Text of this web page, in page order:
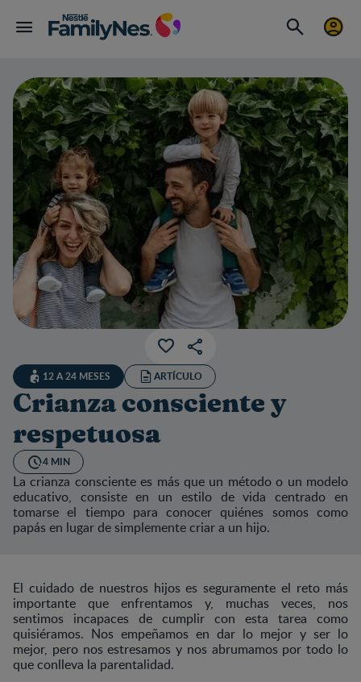
12 A 24 MESES ARTÍCULO
Crianza consciente y
respetuosa
4 MIN
La crianza consciente es más que un método o un modelo
educativo, consiste en un estilo de vida centrado en
tomarse el tiempo para conocer quiénes somos como
papás en lugar de simplemente criar a un hijo.
El cuidado de nuestros hijos es seguramente el reto más
importante que enfrentamos y, muchas veces, nos
sentimos incapaces de cumplir con esta tarea como
quisiéramos. Nos empeñamos en dar lo mejor y ser lo
mejor, pero nos estresamos y nos abrumamos por todo lo
que conlleva la parentalidad.